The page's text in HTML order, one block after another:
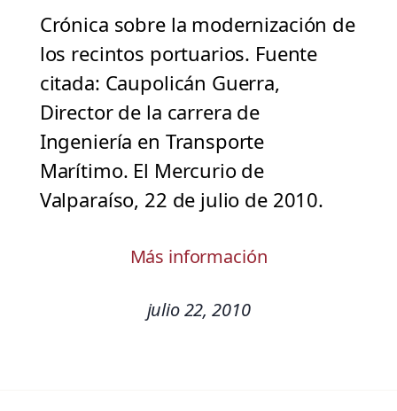
Crónica sobre la modernización de
los recintos portuarios. Fuente
citada: Caupolicán Guerra,
Director de la carrera de
Ingeniería en Transporte
Marítimo. El Mercurio de
Valparaíso, 22 de julio de 2010.
Más información
julio 22, 2010